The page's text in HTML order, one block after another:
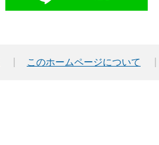
このホームページについて